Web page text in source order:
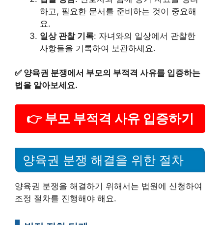
하고, 필요한 문서를 준비하는 것이 중요해
요.
일상 관찰 기록: 자녀와의 일상에서 관찰한
사항들을 기록하여 보관하세요.
✅ 양육권 분쟁에서 부모의 부적격 사유를 입증하는
법을 알아보세요.
👉 부모 부적격 사유 입증하기
양육권 분쟁 해결을 위한 절차
양육권 분쟁을 해결하기 위해서는 법원에 신청하여
조정 절차를 진행해야 해요.